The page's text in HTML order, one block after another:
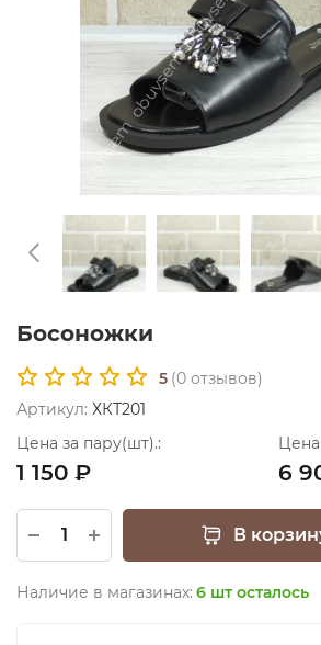
Босоножки
5 (0 отзывов)
Артикул: ХКТ201
Цена за пару(шт).:
1 150 ₽
Цена
6
В
Наличие в магазинах: 6 шт осталось